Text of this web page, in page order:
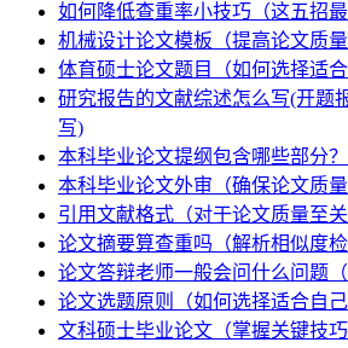
如何降低查重率小技巧（这五招最
机械设计论文模板（提高论文质量
体育硕士论文题目（如何选择适
研究报告的文献综述怎么写(开题
写)
本科毕业论文提纲包含哪些部分？
本科毕业论文外审（确保论文质量
引用文献格式（对于论文质量至关
论文摘要算查重吗（解析相似度检
论文答辩老师一般会问什么问题（
论文选题原则（如何选择适合自己
文科硕士毕业论文（掌握关键技